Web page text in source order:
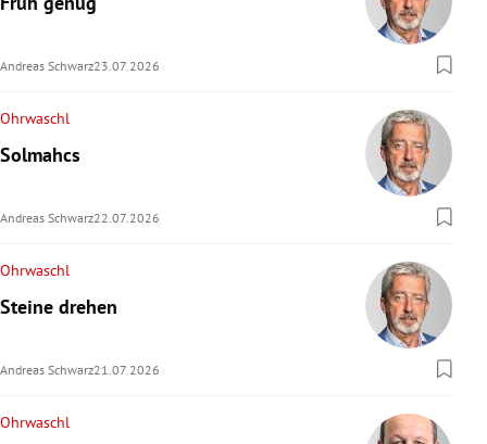
Andreas Schwarz23.07.2026
Ohrwaschl
Solmahcs
Andreas Schwarz22.07.2026
Ohrwaschl
Steine drehen
Andreas Schwarz21.07.2026
Ohrwaschl